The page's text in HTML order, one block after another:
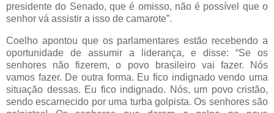
presidente do Senado, que é omisso, não é possível que o
senhor vá assistir a isso de camarote”.
Coelho apontou que os parlamentares estão recebendo a
oportunidade de assumir a liderança, e disse: “Se os
senhores não fizerem, o povo brasileiro vai fazer. Nós
vamos fazer. De outra forma. Eu fico indignado vendo uma
situação dessas. Eu fico indignado. Nós, um povo cristão,
sendo escarnecido por uma turba golpista. Os senhores são